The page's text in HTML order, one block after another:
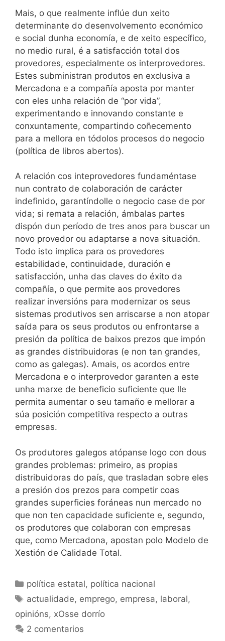
Mais, o que realmente inflúe dun xeito
determinante do desenvolvemento económico
e social dunha economía, e de xeito específico,
no medio rural, é a satisfacción total dos
provedores, especialmente os interprovedores.
Estes subministran produtos en exclusiva a
Mercadona e a compañía aposta por manter
con eles unha relación de “por vida”,
experimentando e innovando constante e
conxuntamente, compartindo coñecemento
para a mellora en tódolos procesos do negocio
(política de libros abertos).
A relación cos inteprovedores fundaméntase
nun contrato de colaboración de carácter
indefinido, garantíndolle o negocio case de por
vida; si remata a relación, ámbalas partes
dispón dun período de tres anos para buscar un
novo provedor ou adaptarse a nova situación.
Todo isto implica para os provedores
estabilidade, continuidade, duración e
satisfacción, unha das claves do éxito da
compañía, o que permite aos provedores
realizar inversións para modernizar os seus
sistemas produtivos sen arriscarse a non atopar
saída para os seus produtos ou enfrontarse a
presión da política de baixos prezos que impón
as grandes distribuidoras (e non tan grandes,
como as galegas). Amais, os acordos entre
Mercadona e o interprovedor garanten a este
unha marxe de beneficio suficiente que lle
permita aumentar o seu tamaño e mellorar a
súa posición competitiva respecto a outras
empresas.
Os produtores galegos atópanse logo con dous
grandes problemas: primeiro, as propias
distribuidoras do país, que trasladan sobre eles
a presión dos prezos para competir coas
grandes superficies foráneas nun mercado no
que non ten capacidade suficiente e, segundo,
os produtores que colaboran con empresas
que, como Mercadona, apostan polo Modelo de
Xestión de Calidade Total.
Categorías
política estatal, política nacional
Etiquetas
actualidade, emprego, empresa, laboral,
opinións, xOsse dorrío
2 comentarios